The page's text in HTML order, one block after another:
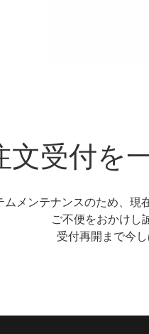
文受付を
ムメンテナンスのため、現
ご不便をおかけし
受付再開まで今